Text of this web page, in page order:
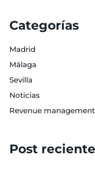
Categorías
Madrid
Málaga
Sevilla
Noticias
Revenue management
Post